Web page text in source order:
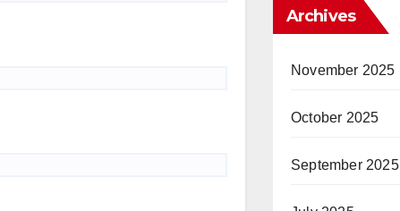
Archives
November 2025
October 2025
September 2025